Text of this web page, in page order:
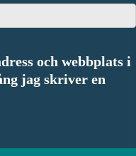
och webbplats i
jag skriver en